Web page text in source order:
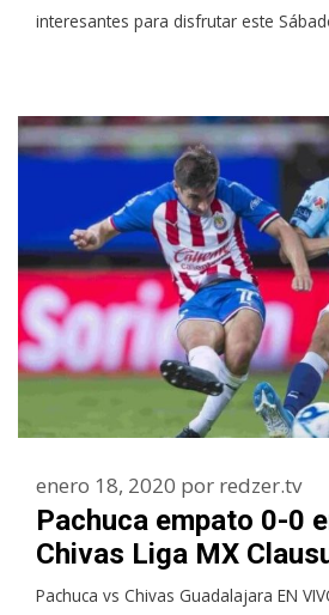
interesantes para disfrutar este
Pachuca empato 0-0
Chivas Liga MX
enero 18, 2020 por redzer.tv
Pachuca vs Chivas Guadalajara EN